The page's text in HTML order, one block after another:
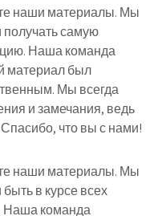
наши материалы. Мы
самую
Наша команда
материал был
Мы всегда
и замечания, ведь
что вы с нами!
наши материалы. Мы
в курсе всех
Наша команда